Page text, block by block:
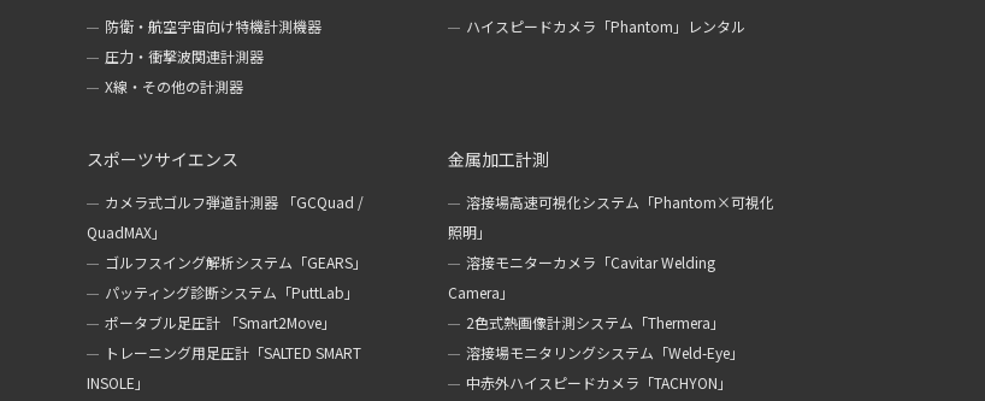
防衛・航空宇宙向け特機計測機器
圧力・衝撃波関連計測器
X線・その他の計測器
ハイスピードカメラ「Phantom」レンタル
スポーツサイエンス
カメラ式ゴルフ弾道計測器 「GCQuad /
QuadMAX」
ゴルフスイング解析システム「GEARS」
パッティング診断システム「PuttLab」
ポータブル足圧計 「Smart2Move」
トレーニング用足圧計「SALTED SMART
INSOLE」
金属加工計測
溶接場高速可視化システム「Phantom×可視化
照明」
溶接モニターカメラ「Cavitar Welding
Camera」
2色式熱画像計測システム「Thermera」
溶接場モニタリングシステム「Weld-Eye」
中赤外ハイスピードカメラ「TACHYON」